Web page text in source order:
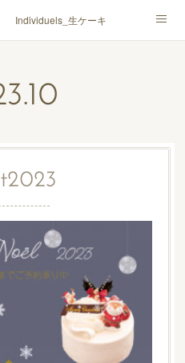
Individuels_生ケーキ
鋪 .10
2023